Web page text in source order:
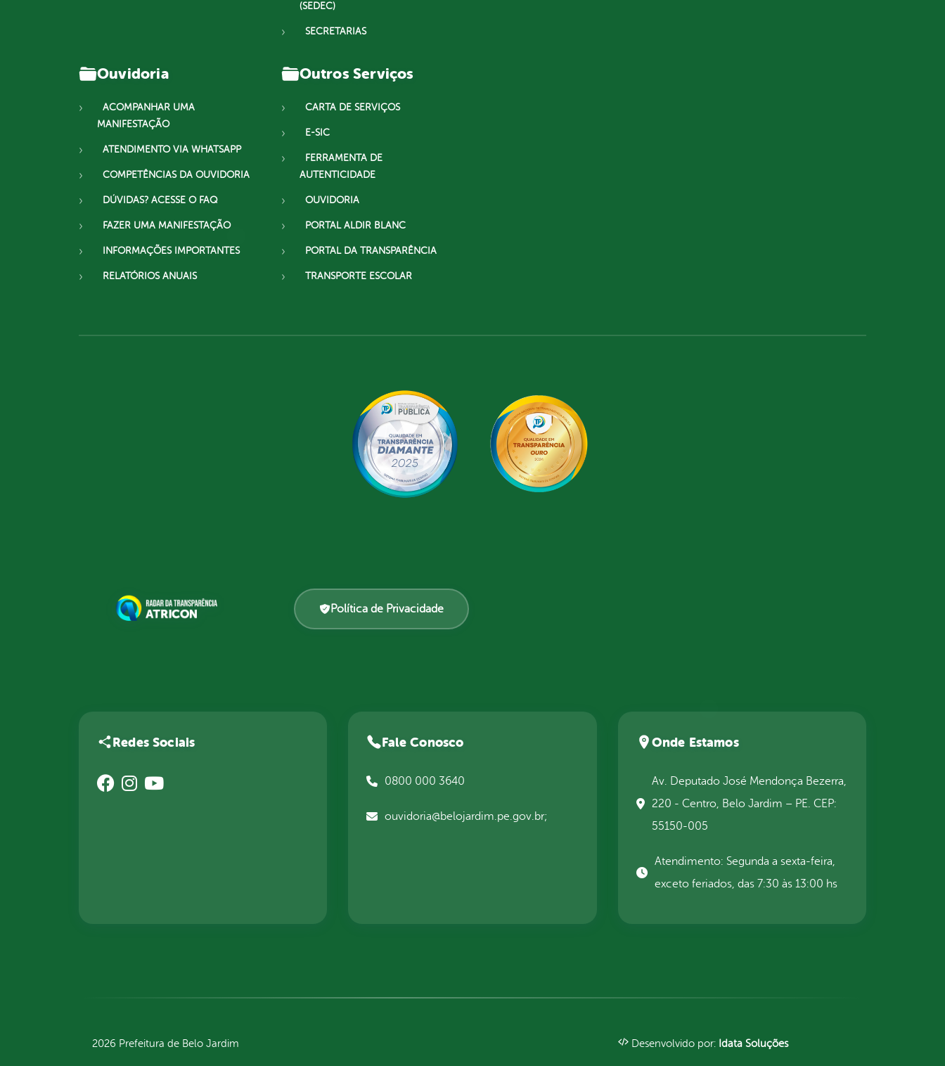
(SEDEC)
SECRETARIAS
Ouvidoria
ACOMPANHAR UMA
MANIFESTAÇÃO
ATENDIMENTO VIA WHATSAPP
COMPETÊNCIAS DA OUVIDORIA
DÚVIDAS? ACESSE O FAQ
FAZER UMA MANIFESTAÇÃO
INFORMAÇÕES IMPORTANTES
RELATÓRIOS ANUAIS
Outros Serviços
CARTA DE SERVIÇOS
E-SIC
FERRAMENTA DE
AUTENTICIDADE
OUVIDORIA
PORTAL ALDIR BLANC
PORTAL DA TRANSPARÊNCIA
TRANSPORTE ESCOLAR
Política de Privacidade
Redes Sociais Fale Conosco
0800 000 3640
ouvidoria@belojardim.pe.gov.br;
Onde Estamos
Av. Deputado José Mendonça Bezerra,
220 - Centro, Belo Jardim – PE. CEP:
55150-005
Atendimento: Segunda a sexta-feira,
exceto feriados, das 7:30 às 13:00 hs
2026 Prefeitura de Belo Jardim Desenvolvido por: Idata Soluções